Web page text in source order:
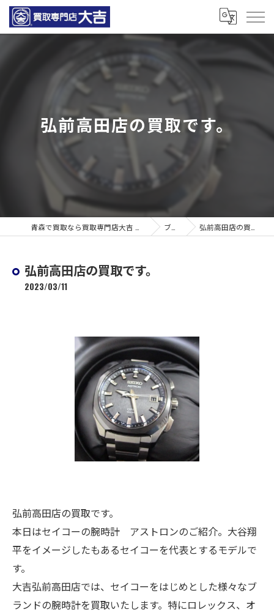
弘前高田店の買取です。
ブログ 弘前高田店の買取です。
弘前高田店の買取です。
2023/03/11
弘前高田店の買取です。
本日はセイコーの腕時計 アストロンのご紹介。大谷翔
平をイメージしたもあるセイコーを代表とするモデルで
す。
大吉弘前高田店では、セイコーをはじめとした様々なブ
ランドの腕時計を買取いたします。特にロレックス、オ